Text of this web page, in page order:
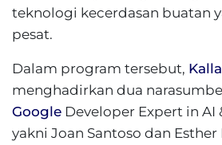
teknologi kecerdasan buatan
pesat.
Dalam program tersebut,
menghadirkan dua
Google Developer Expert in AI
yakni Joan Santoso dan